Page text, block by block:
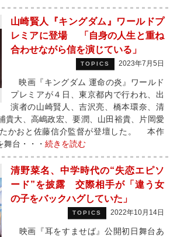
山崎賢人『キングダム』ワールドプ
レミアに登場 「自身の人生と重ね
合わせながら信を演じている」
TOPICS 2023年7月5日
映画『キングダム 運命の炎』ワールド
プレミアが４日、東京都内で行われ、出
演者の山崎賢人、吉沢亮、橋本環奈、清
貴大、高嶋政宏、要潤、山田裕貴、片岡愛
かおと佐藤信介監督が登壇した。 本作
台・・・ 続きを読む
清野菜名、中学時代の“失恋エピソ
ード”を披露 交際相手が「違う女
の子をバックハグしていた」
TOPICS 2022年10月14日
映画『耳をすませば』公開初日舞台あ